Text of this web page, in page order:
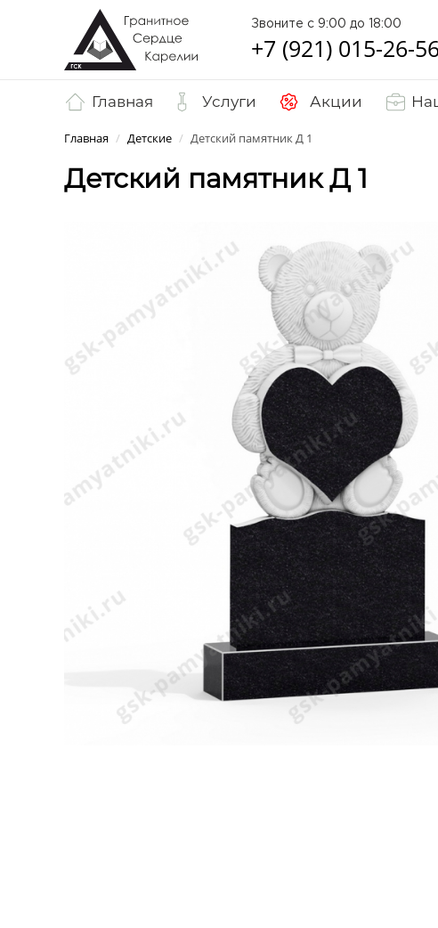
Звоните с 9:00 до 18:00
+7 (921) 015-26-56
Главная Услуги Акции
Главная / Детские / Детский памятник Д 1
Детский памятник Д 1